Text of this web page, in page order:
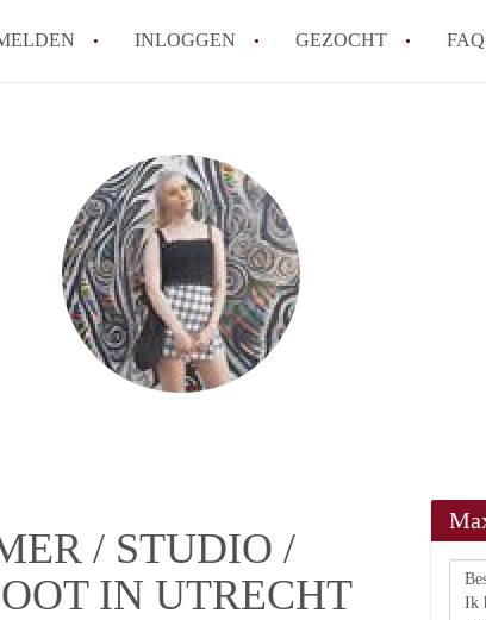
INLOGGEN GEZOCHT FAQ
Tips: om in Utrecht een kamer te
Hoe werkt Kamers Utrecht
How to translate KamersUtrecht!
Alle veelgestelde vragen
/ STUDIO /
IN UTRECHT